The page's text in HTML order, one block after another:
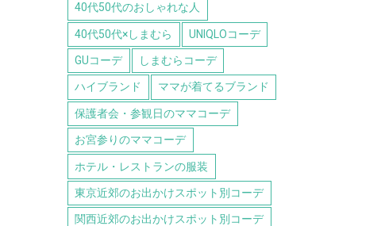
40代50代のおしゃれな人
40代50代×しまむら UNIQLOコーデ
GUコーデ しまむらコーデ
ハイブランド ママが着てるブランド
保護者会・参観日のママコーデ
お宮参りのママコーデ
ホテル・レストランの服装
東京近郊のお出かけスポット別コーデ
関西近郊のお出かけスポット別コーデ